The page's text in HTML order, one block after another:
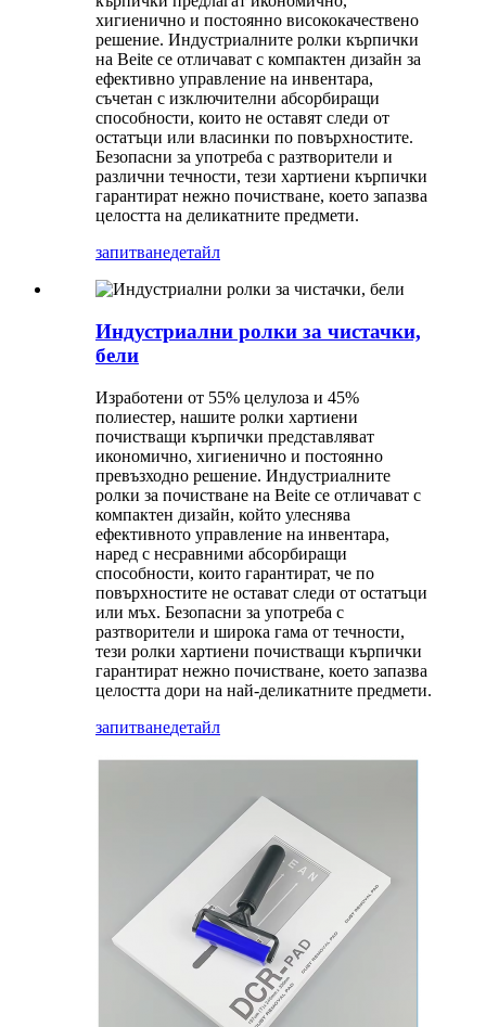
хигиенично и постоянно висококачествено
решение. Индустриалните ролки кърпички
на Beite се отличават с компактен дизайн за
ефективно управление на инвентара,
съчетан с изключителни абсорбиращи
способности, които не оставят следи от
остатъци или власинки по повърхностите.
Безопасни за употреба с разтворители и
различни течности, тези хартиени кърпички
гарантират нежно почистване, което запазва
целостта на деликатните предмети.
запитванедетайл
Индустриални ролки за чистачки,
бели
Изработени от 55% целулоза и 45%
полиестер, нашите ролки хартиени
почистващи кърпички представляват
икономично, хигиенично и постоянно
превъзходно решение. Индустриалните
ролки за почистване на Beite се отличават с
компактен дизайн, който улеснява
ефективното управление на инвентара,
наред с несравними абсорбиращи
способности, които гарантират, че по
повърхностите не остават следи от остатъци
или мъх. Безопасни за употреба с
разтворители и широка гама от течности,
тези ролки хартиени почистващи кърпички
гарантират нежно почистване, което запазва
целостта дори на най-деликатните предмети.
запитванедетайл